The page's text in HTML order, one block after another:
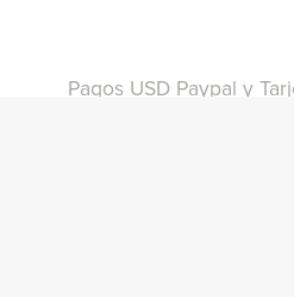
Pagos USD Paypal y